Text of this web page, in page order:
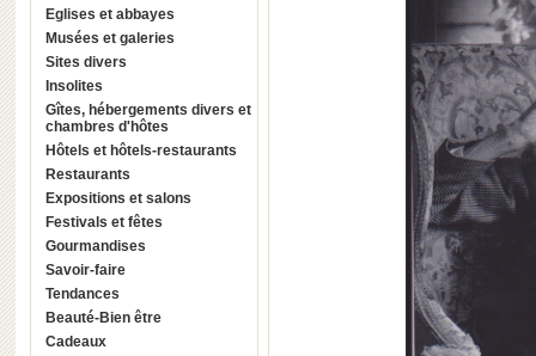
Eglises et abbayes
Musées et galeries
Sites divers
Insolites
Gîtes, hébergements divers et
chambres d'hôtes
Hôtels et hôtels-restaurants
Restaurants
Expositions et salons
Festivals et fêtes
Gourmandises
Savoir-faire
Tendances
Beauté-Bien être
Cadeaux